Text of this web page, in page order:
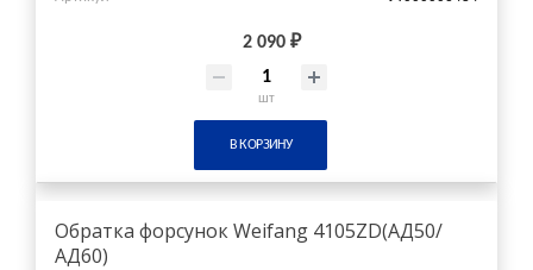
2 090 ₽
шт
В КОРЗИНУ
Обратка форсунок Weifang 4105ZD(АД50/
АД60)